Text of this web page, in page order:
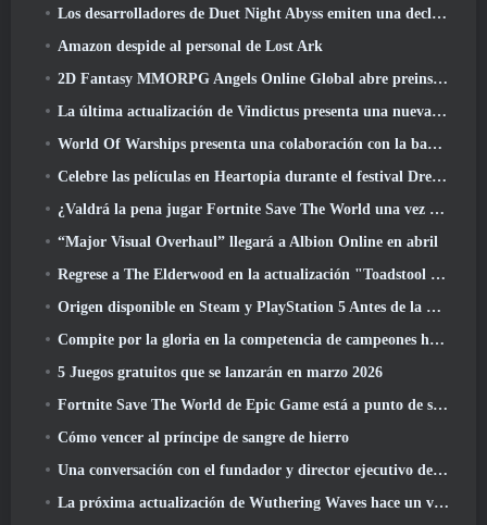
Los desarrolladores de Duet Night Abyss emiten una declaración oficial sobre un reciente incidente de malware después de la actualización del juego
Amazon despide al personal de Lost Ark
2D Fantasy MMORPG Angels Online Global abre preinscripción
La última actualización de Vindictus presenta una nueva incursión en la que los jugadores se enfrentarán al Guardián de Caliburn
World Of Warships presenta una colaboración con la banda sueca de heavy metal Sabaton
Celebre las películas en Heartopia durante el festival Dreamlight Cinematics
¿Valdrá la pena jugar Fortnite Save The World una vez que sea gratis??
“Major Visual Overhaul” llegará a Albion Online en abril
Regrese a The Elderwood en la actualización "Toadstool Tales" de Palia
Origen disponible en Steam y PlayStation 5 Antes de la marcha 23 Lanzamiento
Compite por la gloria en la competencia de campeones huecos de New Eridu en la próxima actualización de Zenless Zone Zero
5 Juegos gratuitos que se lanzarán en marzo 2026
Fortnite Save The World de Epic Game está a punto de ser un juego gratuito
Cómo vencer al príncipe de sangre de hierro
Una conversación con el fundador y director ejecutivo de Netmarble, Ken Kim, sobre MONGIL: Buceo estelar
La próxima actualización de Wuthering Waves hace un viaje al “lado oscuro”